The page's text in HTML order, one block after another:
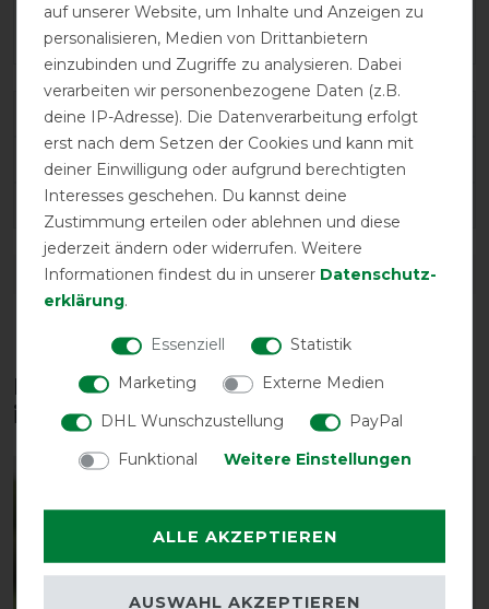
Varianten-ID:63535
SKU: AC151OS000032
EAN:8059973130261
DETAILS ZUR PRODUKTSICHERHEIT
Diese Produkte könnten dich auch
interessieren
auf unserer Website, um Inhalte und Anzeigen zu
personalisieren, Medien von Drittanbietern
einzubinden und Zugriffe zu analysieren. Dabei
verarbeiten wir personenbezogene Daten (z.B.
deine IP-Adresse). Die Datenverarbeitung erfolgt
erst nach dem Setzen der Cookies und kann mit
deiner Einwilligung oder aufgrund berechtigten
Interesses geschehen. Du kannst deine
Zustimmung erteilen oder ablehnen und diese
jederzeit ändern oder widerrufen. Weitere
Informationen findest du in unserer Daten­schutz­
erklärung.
Essenziell
Statistik
Marketing
Externe Medien
DHL Wunschzustellung
PayPal
Funktional
Weitere Einstellungen
ALLE AKZEPTIEREN
AUSWAHL AKZEPTIEREN